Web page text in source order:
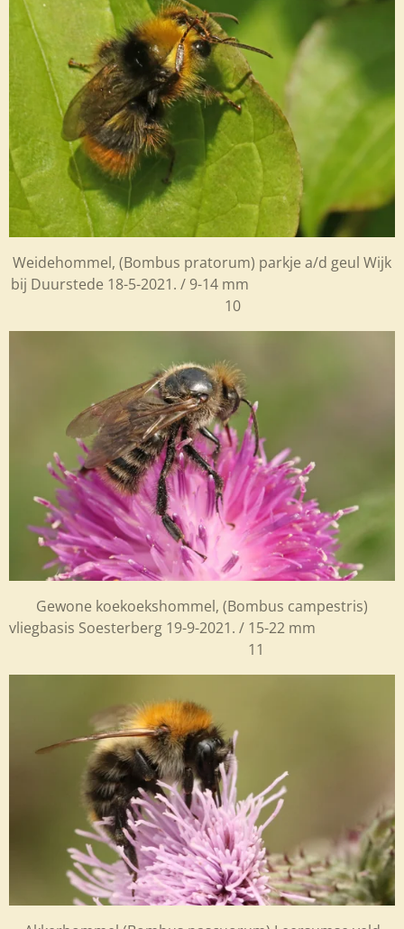
Weidehommel, (Bombus pratorum) parkje a/d geul Wijk
bij Duurstede 18-5-2021. / 9-14 mm
10
Gewone koekoekshommel, (Bombus campestris)
vliegbasis Soesterberg 19-9-2021. / 15-22 mm
11